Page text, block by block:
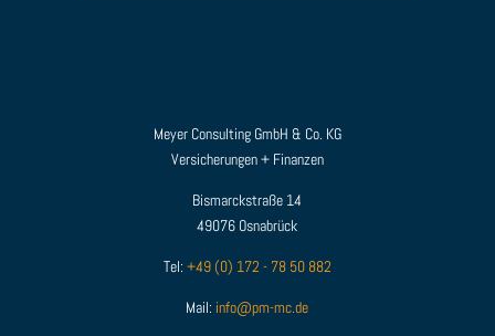
Meyer Consulting GmbH & Co. KG
Versicherungen + Finanzen
Bismarckstraße 14
49076 Osnabrück
Tel: +49 (0) 172 - 78 50 882
Mail: info@pm-mc.de